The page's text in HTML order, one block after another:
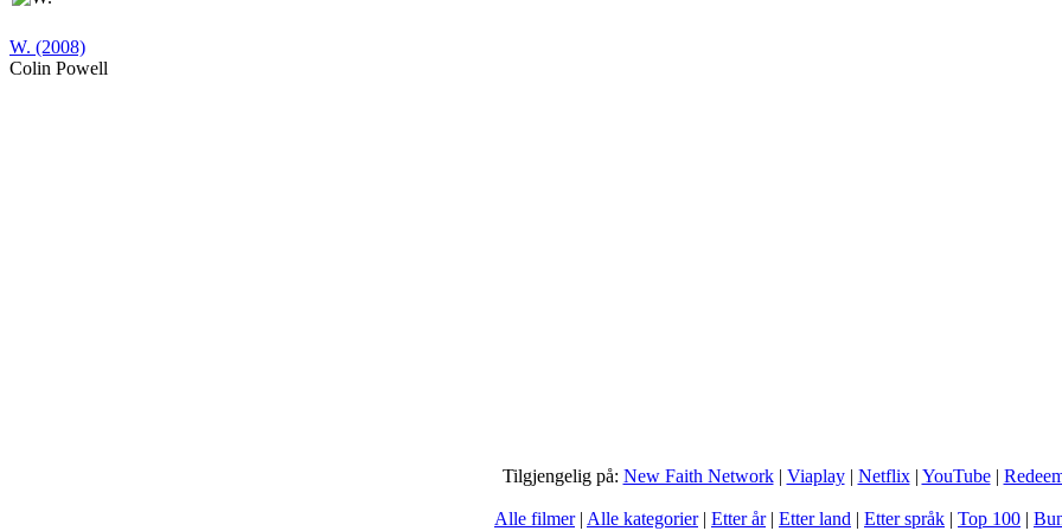
W. (2008)
Colin Powell
Tilgjengelig på: New Faith Network| Viaplay| Netflix| YouTube|
Alle filmer| Alle kategorier| Etter år| Etter land | Etter språk | Top 100 |